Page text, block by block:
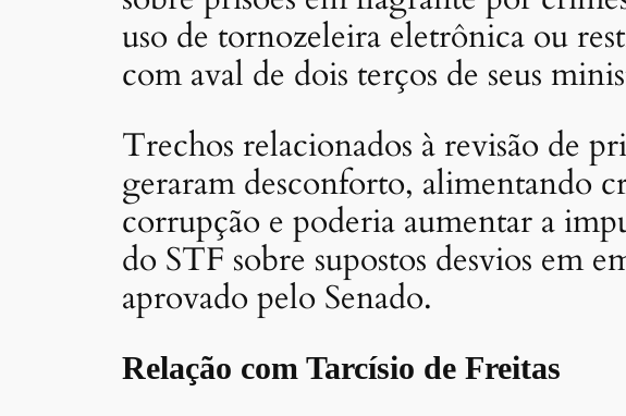
uso de tornozeleira eletrônica ou
com aval de dois terços de seus
Trechos relacionados à revisão de
geraram desconforto, alimentando
corrupção e poderia aumentar a
do STF sobre supostos desvios em
aprovado pelo Senado.
Relação com Tarcísio de Freitas